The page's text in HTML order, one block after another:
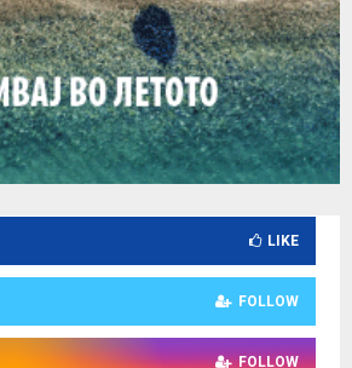
LIKE
FOLLOW
FOLLOW